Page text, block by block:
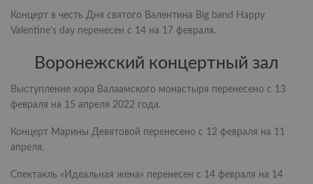
Концерт в честь Дня святого Валентина Big band Happy
Valentine’s day перенесен с 14 на 17 февраля.
Воронежский концертный зал
Выступление хора Валаамского монастыря перенесено с 13
февраля на 15 апреля 2022 года.
Концерт Марины Девятовой перенесено с 12 февраля на 11
апреля.
Спектакль «Идеальная жена» перенесен с 14 февраля на 14